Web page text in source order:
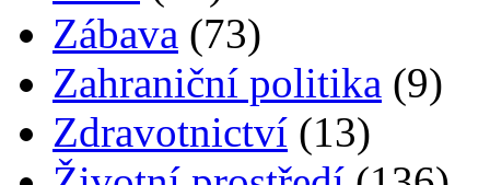
Zábava (73)
Zahraniční politika (9)
Zdravotnictví (13)